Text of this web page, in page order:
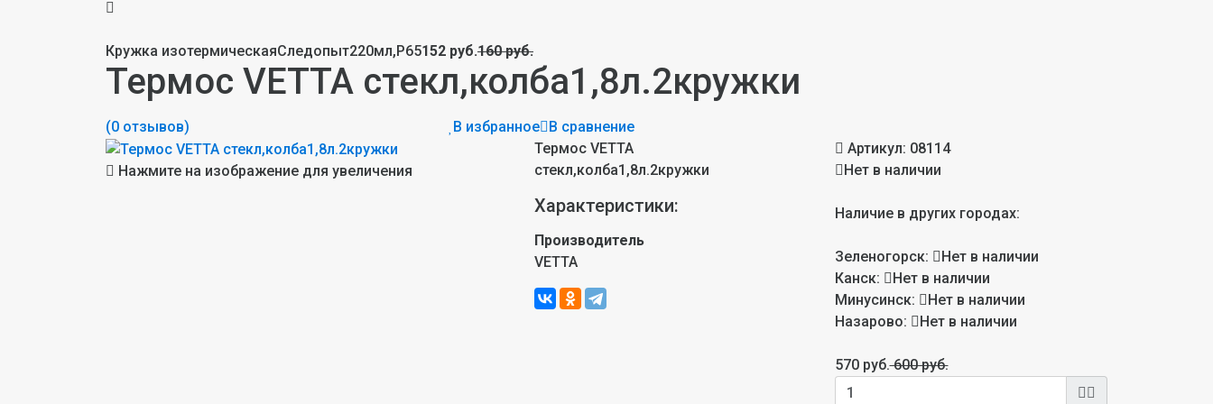
Кружка изотермическаяСледопыт220мл,Р65152 руб.160 руб.
Термос VЕTTA стекл,колба1,8л.2кружки
(0 отзывов) В избранное В сравнение
Нажмите на изображение для увеличения
Термос VЕTTA
стекл,колба1,8л.2кружки
Характеристики:
Производитель
VETTA
Артикул: 08114
Нет в наличии
Наличие в других городах:
Зеленогорск:
Нет в наличии
Канск:
Нет в наличии
Минусинск:
Нет в наличии
Назарово:
Нет в наличии
570 руб.600 руб.